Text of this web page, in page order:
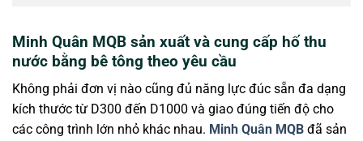
Minh Quân MQB sản xuất và cung cấp hố thu
nước bằng bê tông theo yêu cầu
Không phải đơn vị nào cũng đủ năng lực đúc sẵn đa dạng
kích thước từ D300 đến D1000 và giao đúng tiến độ cho
các công trình lớn nhỏ khác nhau. Minh Quân MQB đã sản